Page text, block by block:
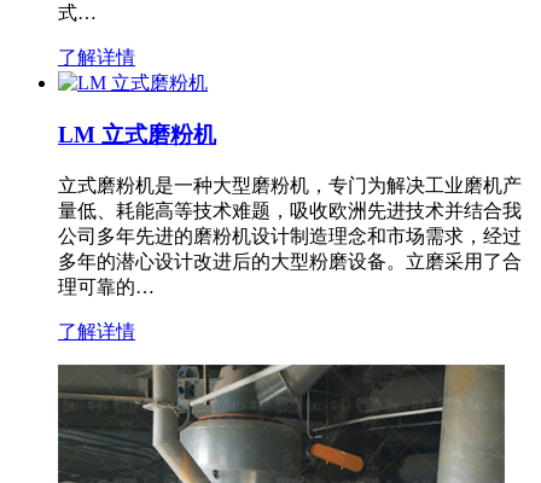
式…
了解详情
LM 立式磨粉机
立式磨粉机是一种大型磨粉机，专门为解决工业磨机产
量低、耗能高等技术难题，吸收欧洲先进技术并结合我
公司多年先进的磨粉机设计制造理念和市场需求，经过
多年的潜心设计改进后的大型粉磨设备。立磨采用了合
理可靠的…
了解详情